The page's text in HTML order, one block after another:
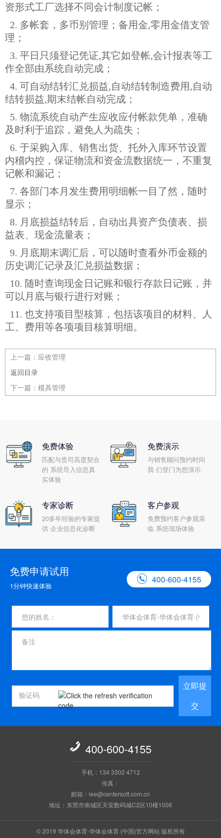
资形式工厂选择不同会计制度记帐；
2. 多帐套，多币别管理；备用金,零用金借支管
理；
3. 平日只须登记凭证,其它如登帐,会计报表等工
作全部由系统自动完成；
4. 可自动结转汇兑损益,自动结转制造费用,自动
结转损益,期末结帐自动完成；
5. 物流系统自动产生应收应付帐款凭单，准确
及时利于追踪，避免人为疏失；
6. 于采购入库、销售出货、托外入库环节设置
内稽内控，保证物流和资金流数据统一，不重复
记帐和漏记；
7. 各部门本月发生费用明细帐一目了然，随时
显示；
8. 月底损益结转后，自动出具资产负债表、损
益表、现金流量表；
9. 月底期末调汇后，可以随时查看外币金额的
历史调汇记录及汇兑损益数据；
10. 随时查询现金日记账和银行存款日记账，并
可以月底与银行进行对账；
11. 也支持项目型核算，包括该项目的材料、人
工、费用等各项项目核算明细。
上一篇： 应收管理
返回目录
下一篇： 模具管理
免费体验
匹配与贵司高度契合
的 系统导入信息真
实体验
免费演示
与销售顾问预约时间
我 们登门为您演示
专家诊断
20多年经验的专家提
供 企业信息化诊断
客户参观
免费预约客户参观亲
临 系统现场体验
免费申请试用
1分钟快速体验
 400-600-4155
立即提
交
 400-600-4155
手机：134 3302 4712
传真：
邮箱：lee@centersoft.com.cn
地址：东莞市南城区天安数码城C2区10楼1006
© 2019 华体会体育-华体会体育·(中国)官方网站 版权所有